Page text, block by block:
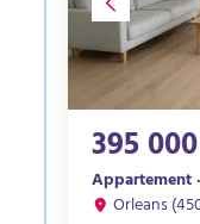
395
Appartement
Orleans